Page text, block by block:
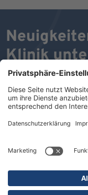
Klinik
verpackt
In unserem DR.
unseren
erhalten Sie im
Wir wünschen Ihnen
Lesen unseres